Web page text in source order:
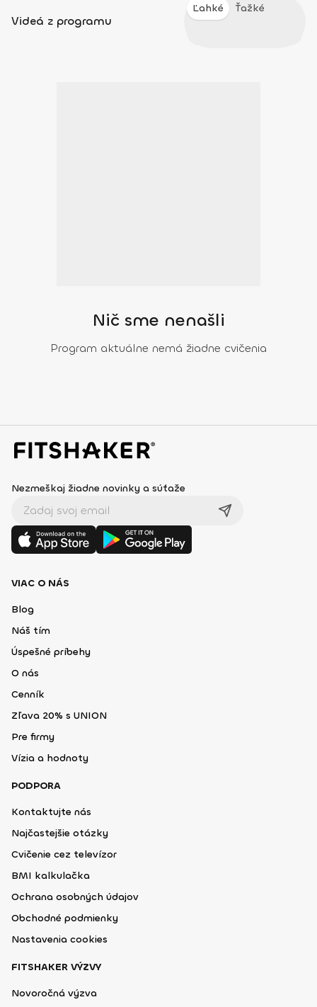
Videá z programu
Ľahké Ťažké
Nič sme nenašli
Program aktuálne nemá žiadne cvičenia
Nezmeškaj žiadne novinky a súťaže
VIAC O NÁS
Blog
Náš tím
Úspešné príbehy
O nás
Cenník
Zľava 20% s UNION
Pre firmy
Vízia a hodnoty
PODPORA
Kontaktujte nás
Najčastejšie otázky
Cvičenie cez televízor
BMI kalkulačka
Ochrana osobných údajov
Obchodné podmienky
Nastavenia cookies
FITSHAKER VÝZVY
Novoročná výzva